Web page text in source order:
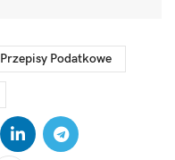
Przepisy Podatkowe